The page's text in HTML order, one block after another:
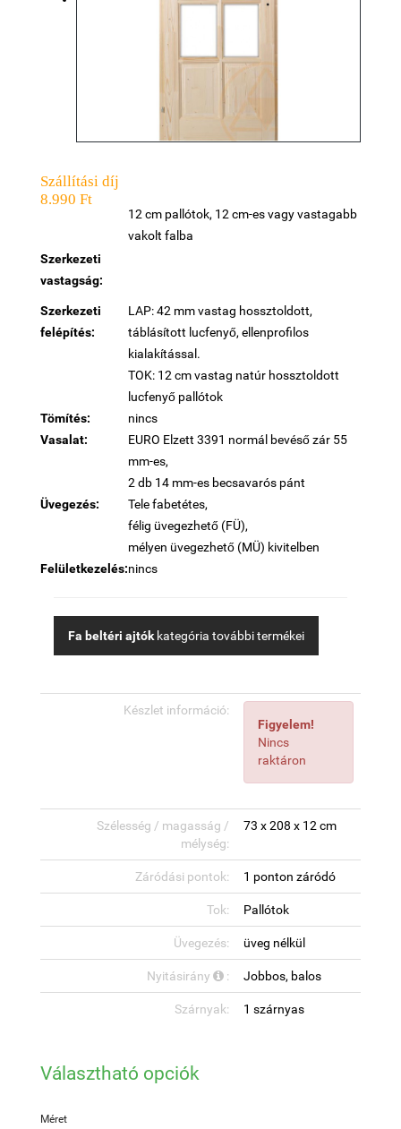
Szállítási díj
8.990 Ft
Szerkezeti
vastagság:
12 cm pallótok, 12 cm-es vagy vastagabb
vakolt falba
Szerkezeti
felépítés:
LAP: 42 mm vastag hossztoldott,
táblásított lucfenyő, ellenprofilos
kialakítással.
TOK: 12 cm vastag natúr hossztoldott
lucfenyő pallótok
Tömítés:
nincs
Vasalat:
EURO Elzett 3391 normál bevéső zár 55
mm-es,
2 db 14 mm-es becsavarós pánt
Üvegezés:
Tele fabetétes,
félig üvegezhető (FÜ),
mélyen üvegezhető (MÜ) kivitelben
Felületkezelés:nincs
Fa beltéri ajtók kategória további termékei
Készlet információ:
Figyelem!
Nincs
raktáron
Szélesség / magasság /
mélység:
73 x 208 x 12 cm
Záródási pontok: 1 ponton záródó
Tok: Pallótok
Üvegezés: üveg nélkül
Nyitásirány : Jobbos, balos
Szárnyak: 1 szárnyas
Választható opciók
Méret